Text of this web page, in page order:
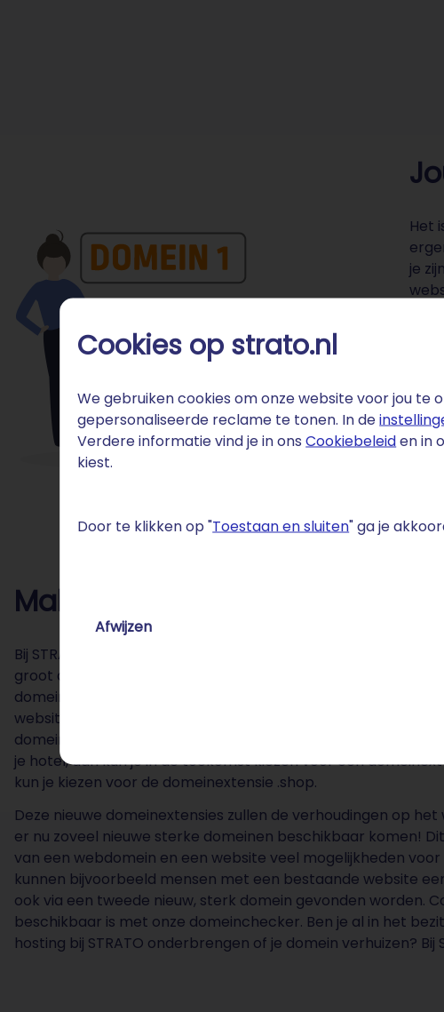
Cookies op strato.nl
We gebruiken cookies om onze website voor jou
gepersonaliseerde reclame te tonen. In de
Verdere informatie vind je in onsCookiebeleiden in
kiest.
Door te klikken op "Toestaan en sluiten" ga je
Afwijzen
Het
je
te
niet
Makkelijk je website doorlinken
Bij STRATO profiteer je niet alleen van een uitstekende,
groot aanbod in webdomeinen, maar van nog veel meer. Zo
domeinextensies aan! Met deze nieuwe domeinextensies
websitemakers, maar ook voor websitebeheerders die hun
domeinextensie al iets zeggen over de inhoud en het
je hotel, dan kun je in de toekomst kiezen voor een
kun je kiezen voor de domeinextensie .shop.
Deze nieuwe domeinextensies zullen de verhoudingen op
er nu zoveel nieuwe sterke domeinen beschikbaar komen!
van een webdomein en een website veel mogelijkheden
kunnen bijvoorbeeld mensen met een bestaande website
ook via een tweede nieuw, sterk domein gevonden worden.
beschikbaar is met onze domeinchecker. Ben je al in het
hosting bij STRATO onderbrengen of je domein verhuizen? Bij